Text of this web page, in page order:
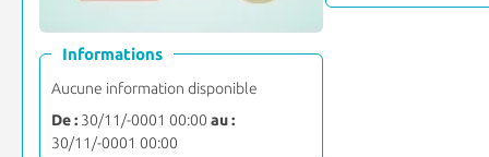
Informations
Aucune information disponible
De :30/11/-0001 00:00 au :
30/11/-0001 00:00